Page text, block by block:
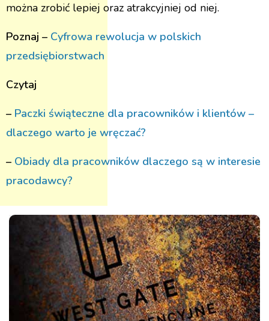
można zrobić lepiej oraz atrakcyjniej od niej.
Poznaj – Cyfrowa rewolucja w polskich
przedsiębiorstwach
Czytaj
– Paczki świąteczne dla pracowników i klientów –
dlaczego warto je wręczać?
– Obiady dla pracowników dlaczego są w interesie
pracodawcy?